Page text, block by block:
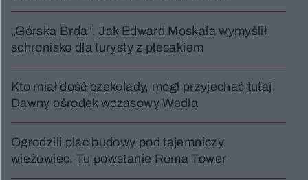
„Górska Brda”. Jak Edward Moskała wymyślił
schronisko dla turysty z plecakiem
Kto miał dość czekolady, mógł przyjechać tutaj.
Dawny ośrodek wczasowy Wedla
Ogrodzili plac budowy pod tajemniczy
wieżowiec. Tu powstanie Roma Tower